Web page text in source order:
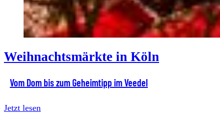
Weihnachtsmärkte in Köln
Vom Dom bis zum Geheimtipp im Veedel
Jetzt lesen